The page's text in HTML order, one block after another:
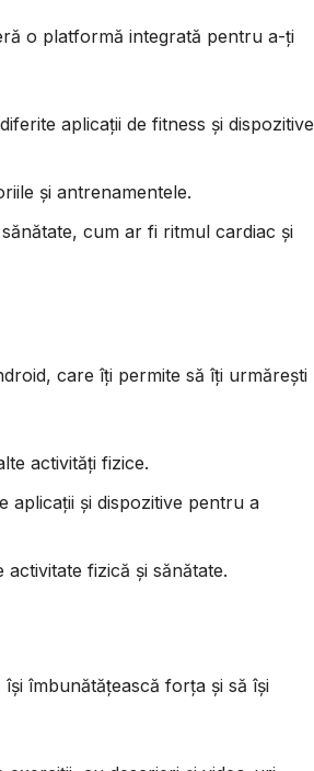
o platformă integrată pentru a-ți
aplicații de fitness și dispozitive
și antrenamentele.
cum ar fi ritmul cardiac și
care îți permite să îți urmărești
activități fizice.
aplicații și dispozitive pentru a
activitate fizică și sănătate.
îmbunătățească forța și să își